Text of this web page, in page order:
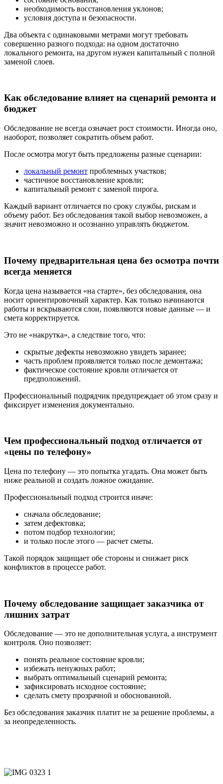
необходимость восстановления уклонов;
условия доступа и безопасности.
Два объекта с одинаковыми метрами могут требовать
совершенно разного подхода: на одном достаточно
локального ремонта, на другом нужен капитальный с полной
заменой слоев.
Как обследование влияет на сценарий ремонта и
бюджет
Обследование не всегда означает рост стоимости. Иногда оно,
наоборот, позволяет сократить объем работ.
После осмотра могут быть предложены разные сценарии:
локальный ремонт проблемных участков;
частичное восстановление кровли;
капитальный ремонт с заменой пирога.
Каждый вариант отличается по сроку службы, рискам и
объему работ. Без обследования такой выбор невозможен, а
значит невозможно и осознанно управлять бюджетом.
Почему предварительная цена без осмотра почти
всегда меняется
Когда цена называется «на старте», без обследования, она
носит ориентировочный характер. Как только начинаются
работы и вскрываются слои, появляются новые данные — и
смета корректируется.
Это не «накрутка», а следствие того, что:
скрытые дефекты невозможно увидеть заранее;
часть проблем проявляется только после демонтажа;
фактическое состояние кровли отличается от
предположений.
Профессиональный подрядчик предупреждает об этом сразу и
фиксирует изменения документально.
Чем профессиональный подход отличается от
«цены по телефону»
Цена по телефону — это попытка угадать. Она может быть
ниже реальной и создать ложное ожидание.
Профессиональный подход строится иначе:
сначала обследование;
затем дефектовка;
потом подбор технологии;
и только после этого — расчет сметы.
Такой порядок защищает обе стороны и снижает риск
конфликтов в процессе работ.
Почему обследование защищает заказчика от
лишних затрат
Обследование — это не дополнительная услуга, а инструмент
контроля. Оно позволяет:
понять реальное состояние кровли;
избежать ненужных работ;
выбрать оптимальный сценарий ремонта;
зафиксировать исходное состояние;
сделать смету прозрачной и обоснованной.
Без обследования заказчик платит не за решение проблемы, а
за неопределенность.